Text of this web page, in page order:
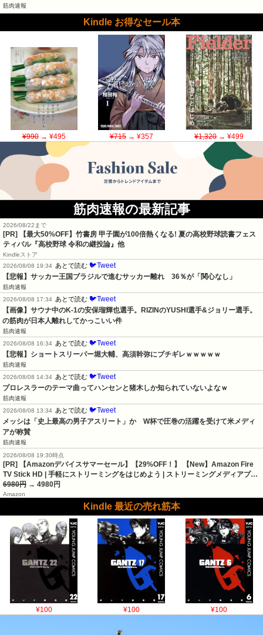
筋肉速報
Kindle お得なセール本
¥990→ ¥495 ¥715→ ¥357 ¥1,320→ ¥499
筋肉速報の最新記事
2026/08/22まで
[PR] 【最大50%OFF】竹書房 甲子園が100倍熱くなる! 夏の高校野球読書フェス
ティバル『高校野球 令和の継投論』他
Kindleストア
2026/08/08 19:34 あとで読む 🐦Tweet
【悲報】サッカー王国ブラジルで進むサッカー離れ　36％が「関心なし」
筋肉速報
2026/08/08 17:34 あとで読む 🐦Tweet
【画像】サウナ中のK‐1の安保瑠輝也選手。RIZINのYUSHI選手&ジョリー選手。
の筋肉が日本人離れしてかっこいい件
筋肉速報
2026/08/08 16:34 あとで読む 🐦Tweet
【悲報】ショートスリーパー堀大輔、高須幹弥にブチギレｗｗｗｗｗ
筋肉速報
2026/08/08 14:34 あとで読む 🐦Tweet
プロレスラーのテーマ曲ってハンセンと猪木しか知られていないよなｗ
筋肉速報
2026/08/08 13:34 あとで読む 🐦Tweet
メッシは「史上最高の男子アスリート」か　W杯で圧巻の活躍を受けて米メディ
アが称賛
筋肉速報
2026/08/08 19:30時点
[PR] 【Amazonデバイスサマーセール】【29%OFF！】 【New】Amazon Fire
TV Stick HD | 手軽にストリーミングをはじめよう | ストリーミングメディアプ…
6980円 → 4980円
Amazon
Kindle 最近の売れ筋本
¥100 ¥100 ¥100